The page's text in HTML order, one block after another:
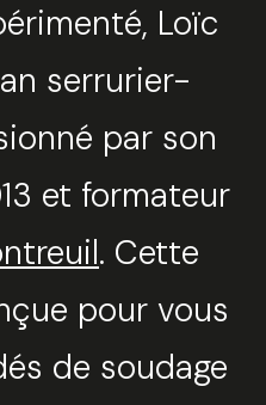
Loïc
serrurier-
par son
et formateur
. Cette
pour vous
de soudage